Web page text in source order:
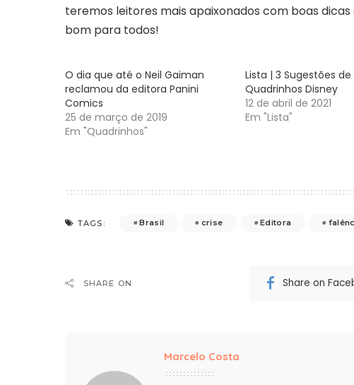
teremos leitores mais apaixonados com boas
bom para todos!
O dia que até o Neil Gaiman
reclamou da editora Panini
Comics
25 de março de 2019
Em "Quadrinhos"
Lista | 3 Sugestões
Quadrinhos Disney
12 de abril de 2021
Em "Lista"
TAGS: Brasil crise Editora
SHARE ON Share on
Marcelo Costa